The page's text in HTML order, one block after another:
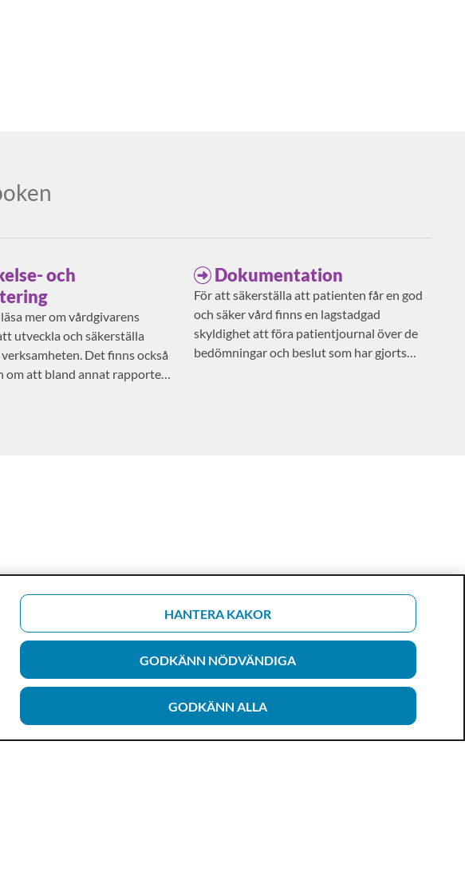
och
mer om vårdgivarens
utveckla och säkerställa
Det finns också
om att bland annat rapportera
Dokumentation
För att säkerställa att patienten får en god
och säker vård finns en lagstadgad
skyldighet att föra patientjournal över de
bedömningar och beslut som har gjorts
HANTERA KAKOR
GODKÄNN NÖDVÄNDIGA
GODKÄNN ALLA